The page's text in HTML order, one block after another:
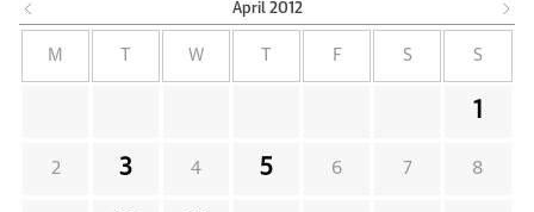
April 2012
M W F S S
1
2 3 4 5 6 7 8